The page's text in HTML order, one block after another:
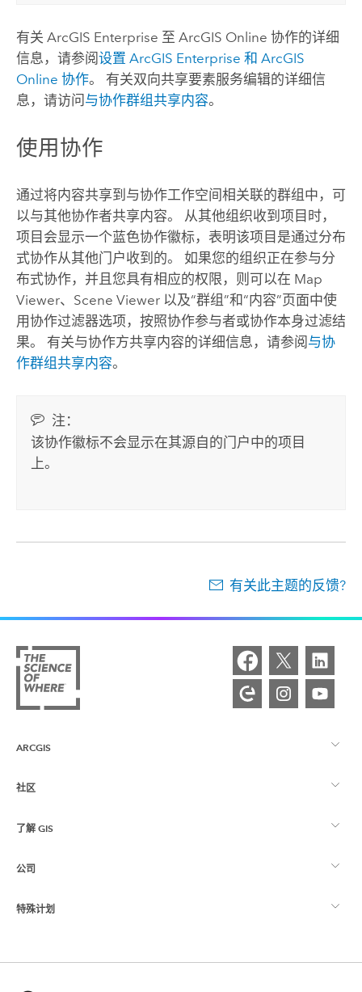
有关 ArcGIS Enterprise 至 ArcGIS Online 协作的详细
信息，请参阅设置 ArcGIS Enterprise 和 ArcGIS
Online 协作。 有关双向共享要素服务编辑的详细信
息，请访问与协作群组共享内容。
使用协作
通过将内容共享到与协作工作空间相关联的群组中，可
以与其他协作者共享内容。 从其他组织收到项目时，
项目会显示一个蓝色协作徽标，表明该项目是通过分布
式协作从其他门户收到的。 如果您的组织正在参与分
布式协作，并且您具有相应的权限，则可以在 Map
Viewer、Scene Viewer 以及“群组”和“内容”页面中使
用协作过滤器选项，按照协作参与者或协作本身过滤结
果。 有关与协作方共享内容的详细信息，请参阅 与协
作群组共享内容。
注：
该协作徽标不会显示在其源自的门户中的项目
上。
有关此主题的反馈?
ARCGIS
ArcGIS 概览
制图
社区
Esri 社区
ArcGIS 博客
了解 GIS
什么是 GIS？
位置智能
培训
公司
关于 Esri
特殊计划